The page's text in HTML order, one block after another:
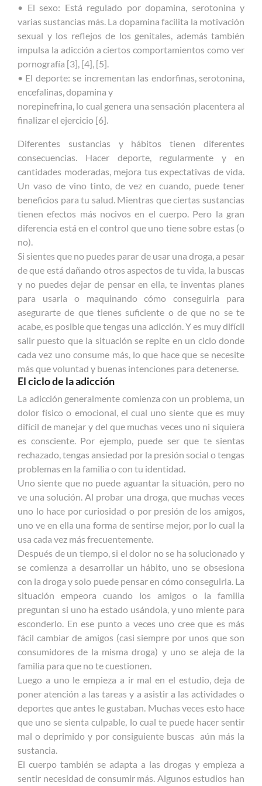
• El sexo: Está regulado por dopamina, serotonina y
varias sustancias más. La dopamina facilita la motivación
sexual y los reflejos de los genitales, además también
impulsa la adicción a ciertos comportamientos como ver
pornografía [3], [4], [5].
• El deporte: se incrementan las endorfinas, serotonina,
encefalinas, dopamina y
norepinefrina, lo cual genera una sensación placentera al
finalizar el ejercicio [6].
Diferentes sustancias y hábitos tienen diferentes
consecuencias. Hacer deporte, regularmente y en
cantidades moderadas, mejora tus expectativas de vida.
Un vaso de vino tinto, de vez en cuando, puede tener
beneficios para tu salud. Mientras que ciertas sustancias
tienen efectos más nocivos en el cuerpo. Pero la gran
diferencia está en el control que uno tiene sobre estas (o
no).
Si sientes que no puedes parar de usar una droga, a pesar
de que está dañando otros aspectos de tu vida, la buscas
y no puedes dejar de pensar en ella, te inventas planes
para usarla o maquinando cómo conseguirla para
asegurarte de que tienes suficiente o de que no se te
acabe, es posible que tengas una adicción. Y es muy difícil
salir puesto que la situación se repite en un ciclo donde
cada vez uno consume más, lo que hace que se necesite
más que voluntad y buenas intenciones para detenerse.
El ciclo de la adicción
La adicción generalmente comienza con un problema, un
dolor físico o emocional, el cual uno siente que es muy
difícil de manejar y del que muchas veces uno ni siquiera
es consciente. Por ejemplo, puede ser que te sientas
rechazado, tengas ansiedad por la presión social o tengas
problemas en la familia o con tu identidad.
Uno siente que no puede aguantar la situación, pero no
ve una solución. Al probar una droga, que muchas veces
uno lo hace por curiosidad o por presión de los amigos,
uno ve en ella una forma de sentirse mejor, por lo cual la
usa cada vez más frecuentemente.
Después de un tiempo, si el dolor no se ha solucionado y
se comienza a desarrollar un hábito, uno se obsesiona
con la droga y solo puede pensar en cómo conseguirla. La
situación empeora cuando los amigos o la familia
preguntan si uno ha estado usándola, y uno miente para
esconderlo. En ese punto a veces uno cree que es más
fácil cambiar de amigos (casi siempre por unos que son
consumidores de la misma droga) y uno se aleja de la
familia para que no te cuestionen.
Luego a uno le empieza a ir mal en el estudio, deja de
poner atención a las tareas y a asistir a las actividades o
deportes que antes le gustaban. Muchas veces esto hace
que uno se sienta culpable, lo cual te puede hacer sentir
mal o deprimido y por consiguiente buscas aún más la
sustancia.
El cuerpo también se adapta a las drogas y empieza a
sentir necesidad de consumir más. Algunos estudios han